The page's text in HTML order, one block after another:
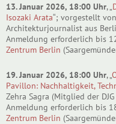
13. Januar 2026, 18:00 Uhr, „
Isozaki Arata“; vorgestellt
Architekturjournalist aus
Anmeldung erforderlich bis
Zentrum Berlin
19. Januar 2026, 18:00 Uhr, „
Pavillon: Nachhaltigkeit,
Zehra Sagra (Mitglied der
Anmeldung erforderlich bis
Zentrum Berlin